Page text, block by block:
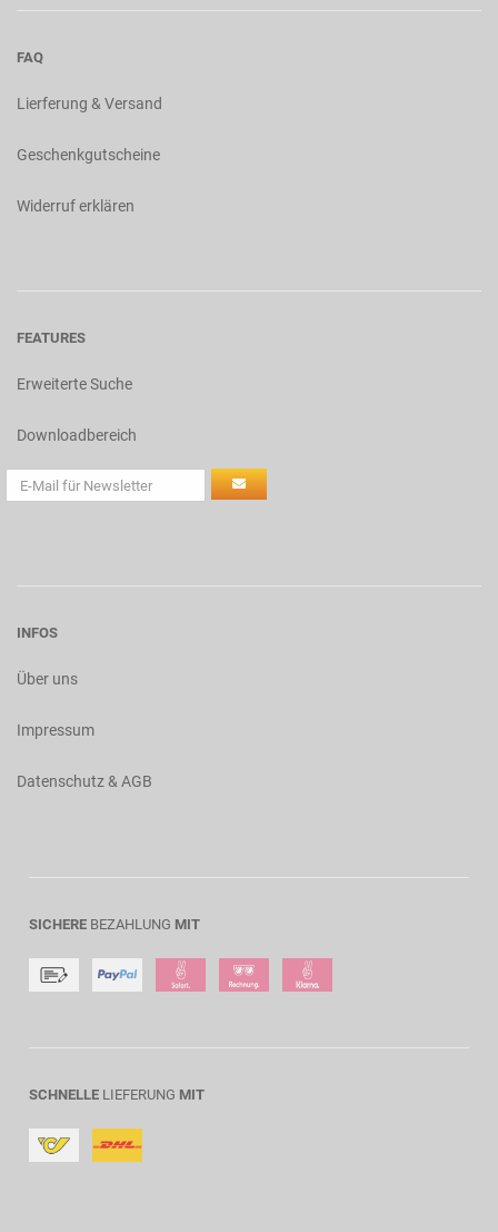
FAQ
Lierferung & Versand
Geschenkgutscheine
Widerruf erklären
FEATURES
Erweiterte Suche
Downloadbereich
INFOS
Über uns
Impressum
Datenschutz & AGB
SICHERE BEZAHLUNG MIT
SCHNELLE LIEFERUNG MIT